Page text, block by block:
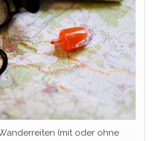
(mit oder ohne